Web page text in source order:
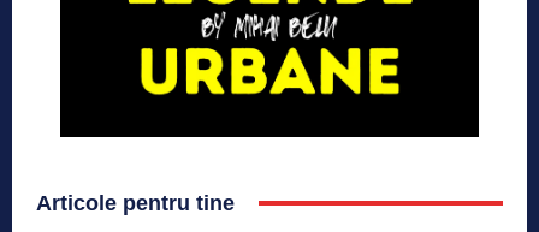
Articole pentru tine